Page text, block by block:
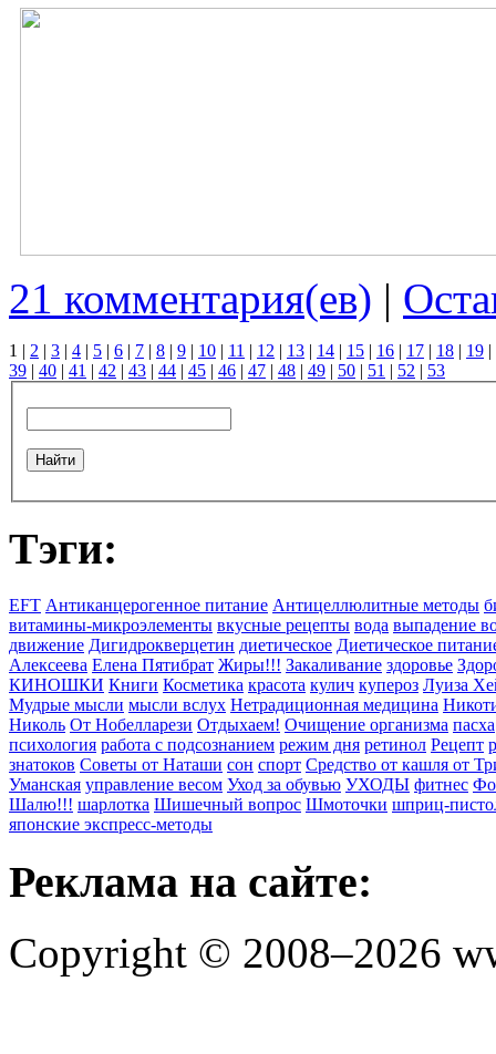
21 комментария(ев) |
1 | 2 | 3 | 4 | 5 | 6 | 7 | 8 | 9 | 10 | 11 | 12 | 13 | 14 | 15 | 16 | 17 | 18 | 19 |
39 | 40 | 41 | 42 | 43 | 44 | 45 | 46 | 47 | 48 | 49 | 50 | 51 | 52 | 53
Тэги:
EFT Антиканцерогенное питание Антицеллюлитные методы
витамины-микроэлементы вкусные рецепты вода выпадение
движение Дигидрокверцетин диетическое Диетическое
Алексеева Елена Пятибрат Жиры!!! Закаливание здоровье
КИНОШКИ Книги Косметика красота кулич купероз Луиза
Мудрые мысли мысли вслух Нетрадиционная медицина
Николь От Нобелларези Отдыхаем! Очищение организма пасха
психология работа с подсознанием режим дня ретинол Рецепт
знатоков Советы от Наташи сон спорт Средство от кашля от
Уманская управление весом Уход за обувью УХОДЫ фитнес
Шалю!!! шарлотка Шишечный вопрос Шмоточки шприц-
японские экспресс-методы
Реклама на сайте:
Copyright © 2008–2026